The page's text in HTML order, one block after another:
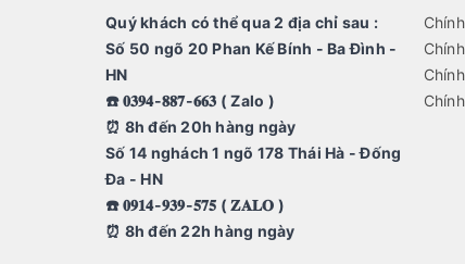
Quý khách có thể qua 2 địa chỉ sau :
Số 50 ngõ 20 Phan Kế Bính - Ba Đình -
HN
☎️ 𝟎𝟑𝟗𝟒-𝟖𝟖𝟕-𝟔𝟔𝟑 ( Zalo )
⏰ 8h đến 20h hàng ngày
Số 14 nghách 1 ngõ 178 Thái Hà - Đống
Đa - HN
☎️ 𝟎𝟗𝟏𝟒-𝟗𝟑𝟗-𝟓𝟕𝟓 ( 𝐙𝐀𝐋𝐎 )
⏰ 8h đến 22h hàng ngày